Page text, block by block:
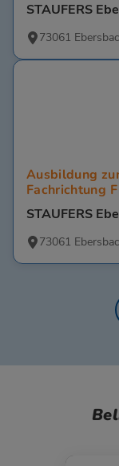
STAUFERS
73061
Ausbildung
Fachrichtung
STAUFERS
73061